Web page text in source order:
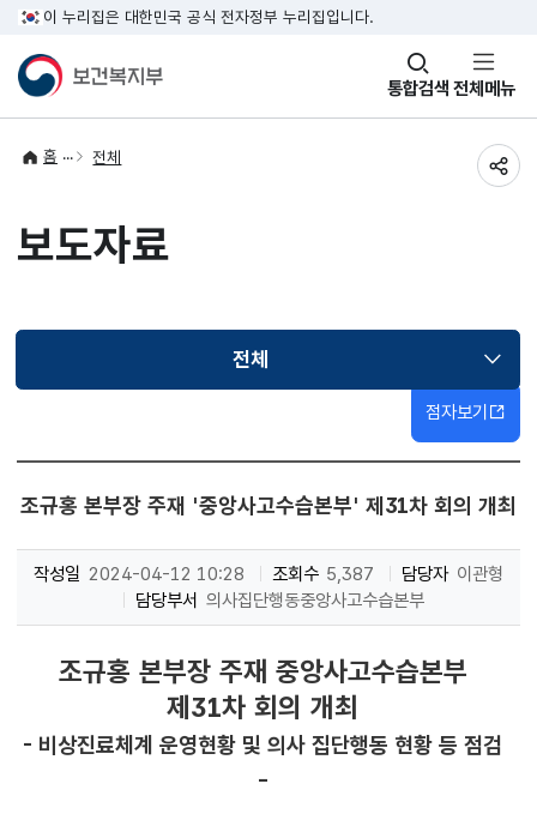
이 누리집은 대한민국 공식 전자정부 누리집입니다.
통합검색
창
열기 전체메뉴
홈 전체
보도자료
전체선택됨
점자보기
조규홍 본부장 주재 '중앙사고수습본부' 제31차 회의 개최
작성일 2024-04-12 10:28 조회수 5,387 담당자 이관형
담당부서 의사집단행동중앙사고수습본부
조규홍 본부장 주재 중앙사고수습본부
제31차 회의 개최
- 비상진료체계 운영현황 및 의사 집단행동 현황 등 점검
-